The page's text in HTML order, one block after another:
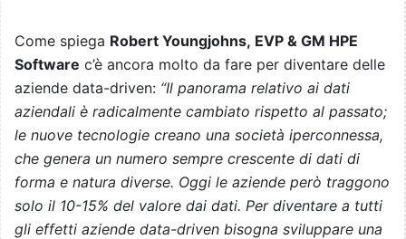
Come spiega Robert Youngjohns, EVP & GM HPE
Software c’è ancora molto da fare per diventare delle
aziende data-driven: “Il panorama relativo ai dati
aziendali è radicalmente cambiato rispetto al passato;
le nuove tecnologie creano una società iperconnessa,
che genera un numero sempre crescente di dati di
forma e natura diverse. Oggi le aziende però traggono
solo il 10-15% del valore dai dati. Per diventare a tutti
gli effetti aziende data-driven bisogna sviluppare una